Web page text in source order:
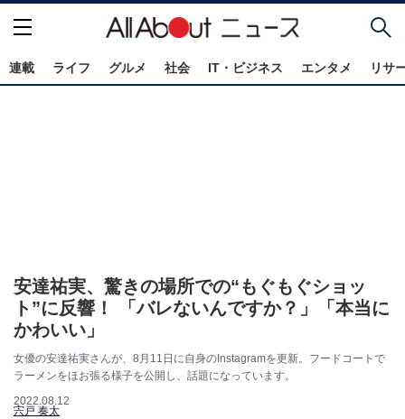
連載 ライフ グルメ 社会 IT・ビジネス エンタメ リサ
安達祐実、驚きの場所での“もぐもぐショッ
ト”に反響！ 「バレないんですか？」「本当に
かわいい」
女優の安達祐実さんが、8月11日に自身のInstagramを更新。フードコートで
ラーメンをほお張る様子を公開し、話題になっています。
2022.08.12
宍戸 奏太